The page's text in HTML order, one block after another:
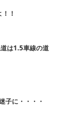
！
は1.5車線の道
子に・・・・